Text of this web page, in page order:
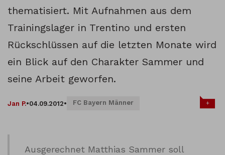
thematisiert. Mit Aufnahmen aus dem
Trainingslager in Trentino und ersten
Rückschlüssen auf die letzten Monate wird
ein Blick auf den Charakter Sammer und
seine Arbeit geworfen.
Jan P.•04.09.2012• FC Bayern Männer +
Ausgerechnet Matthias Sammer soll